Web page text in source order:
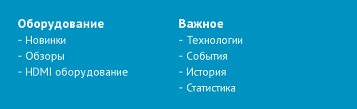
Оборудование
Новинки
Обзоры
HDMI оборудование
Важное
Технологии
События
История
Статистика